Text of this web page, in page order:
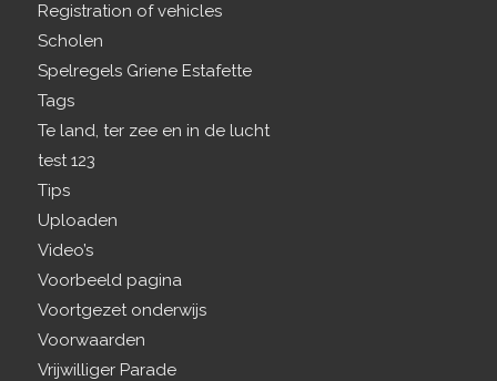
Registration of vehicles
Scholen
Spelregels Griene Estafette
Tags
Te land, ter zee en in de lucht
test 123
Tips
Uploaden
Video’s
Voorbeeld pagina
Voortgezet onderwijs
Voorwaarden
Vrijwilliger Parade